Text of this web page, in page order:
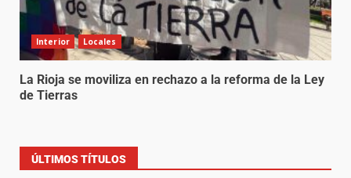
Interior Locales
La Rioja se moviliza en rechazo a la reforma de la Ley
de Tierras
ÚLTIMOS TÍTULOS